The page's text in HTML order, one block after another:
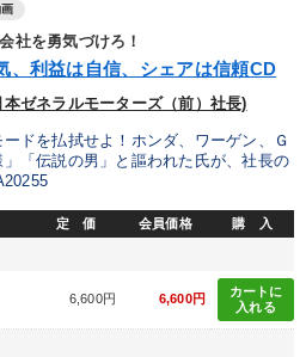
社を勇気づけろ！
、利益は自信、シェアは信頼CD
ゼネラルモーターズ（前）社長)
ドを払拭せよ！ホンダ、ワーゲン、Ｇ
「伝説の男」と謳われた氏が、社長の
定 価 会員価格 購 入
6,600円 6,600円
カートに
入れる